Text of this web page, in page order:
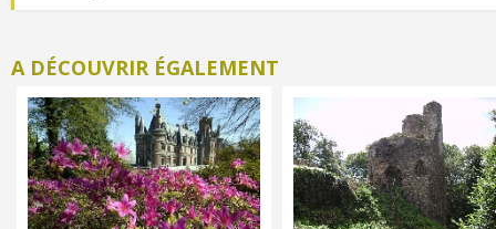
A DÉCOUVRIR ÉGALEMENT